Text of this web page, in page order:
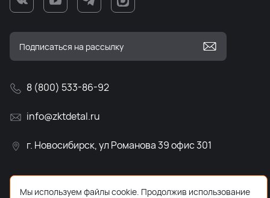
8 (800) 533-86-92
info@zktdetal.ru
г. Новосибирск, ул Романова 39 офис 301
Мы используем файлы cookie. Продолжив использование